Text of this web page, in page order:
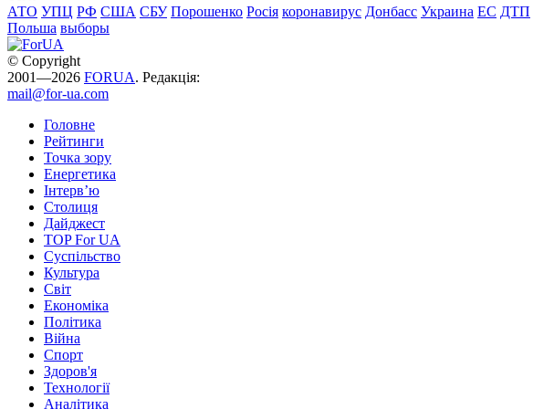
АТО УПЦ РФ США СБУ Порошенко Росія коронавирус Донбасс Украина ЕС ДТП
Польша выборы
© Copyright
2001—2026 FORUA. Редакція:
mail@for-ua.com
Головне
Рейтинги
Точка зору
Енергетика
Інтерв’ю
Столиця
Дайджест
TOP For UA
Суспiльство
Культура
Світ
Економіка
Політика
Війна
Спорт
Здоров'я
Технології
Аналітика